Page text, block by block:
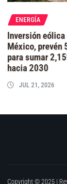
ENERGÍA
Inversión eólica
México, prevén
para sumar
hacia 2030
JUL 21, 2026
Copyright © 2025 |